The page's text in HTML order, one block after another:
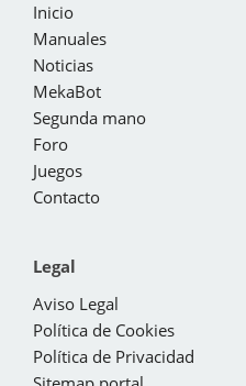
Inicio
Manuales
Noticias
MekaBot
Segunda mano
Foro
Juegos
Contacto
Legal
Aviso Legal
Política de Cookies
Política de Privacidad